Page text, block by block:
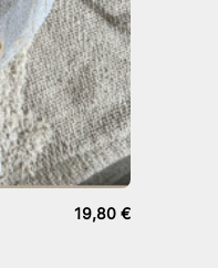
19,80 €